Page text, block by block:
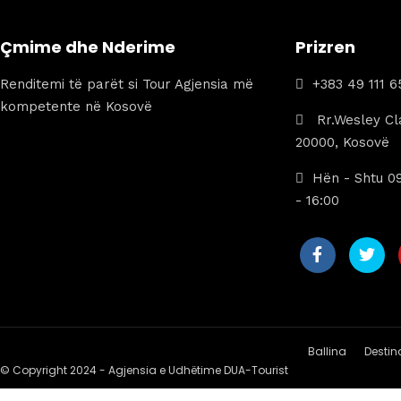
Çmime dhe Nderime
Renditemi të parët si Tour Agjensia më
kompetente në Kosovë
Prizren
+383 49 111
Rr.Wesley
20000, Kosovë
Hën - Shtu
- 16:00
Ballina
© Copyright 2024 - Agjensia e Udhëtime DUA-Tourist